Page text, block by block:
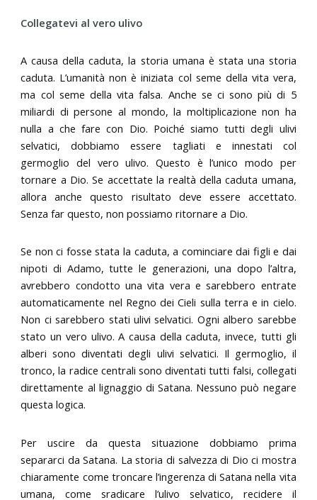
Collegatevi al vero ulivo
A causa della caduta, la storia umana è stata una storia
caduta. L’umanità non è iniziata col seme della vita vera,
ma col seme della vita falsa. Anche se ci sono più di 5
miliardi di persone al mondo, la moltiplicazione non ha
nulla a che fare con Dio. Poiché siamo tutti degli ulivi
selvatici, dobbiamo essere tagliati e innestati col
germoglio del vero ulivo. Questo è l’unico modo per
tornare a Dio. Se accettate la realtà della caduta umana,
allora anche questo risultato deve essere accettato.
Senza far questo, non possiamo ritornare a Dio.
Se non ci fosse stata la caduta, a cominciare dai figli e dai
nipoti di Adamo, tutte le generazioni, una dopo l’altra,
avrebbero condotto una vita vera e sarebbero entrate
automaticamente nel Regno dei Cieli sulla terra e in cielo.
Non ci sarebbero stati ulivi selvatici. Ogni albero sarebbe
stato un vero ulivo. A causa della caduta, invece, tutti gli
alberi sono diventati degli ulivi selvatici. Il germoglio, il
tronco, la radice centrali sono diventati tutti falsi, collegati
direttamente al lignaggio di Satana. Nessuno può negare
questa logica.
Per uscire da questa situazione dobbiamo prima
separarci da Satana. La storia di salvezza di Dio ci mostra
chiaramente come troncare l’ingerenza di Satana nella vita
umana, come sradicare l’ulivo selvatico, recidere il